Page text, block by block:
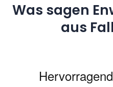
Was sagen
aus